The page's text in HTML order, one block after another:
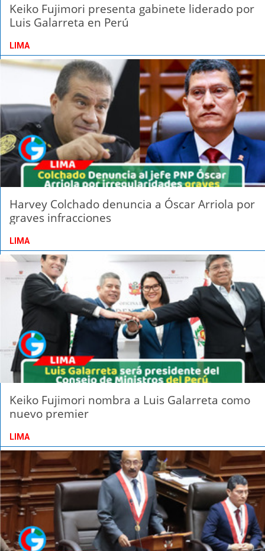
Keiko Fujimori presenta gabinete liderado por
Luis Galarreta en Perú
LIMA
Harvey Colchado denuncia a Óscar Arriola por
graves infracciones
LIMA
Keiko Fujimori nombra a Luis Galarreta como
nuevo premier
LIMA